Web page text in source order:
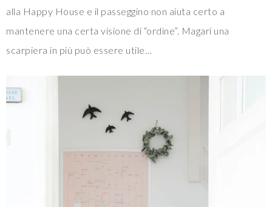
alla Happy House e il passeggino non aiuta certo a
mantenere una certa visione di “ordine”. Magari una
scarpiera in più può essere utile…